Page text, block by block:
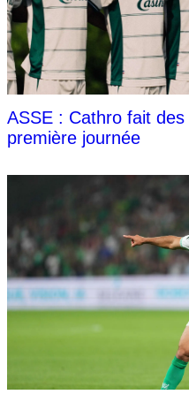
ASSE : Cathro fait
première journée